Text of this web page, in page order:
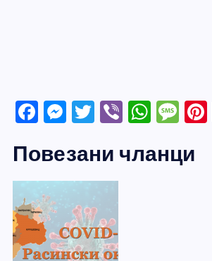
F
c
e
b
o
o
M
ss
e
n
g
er
T
itt
er
Vi
er
W
at
M
ss
Повезани чланци